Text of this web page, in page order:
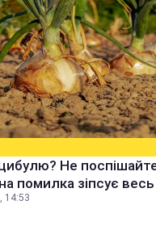
Не поспішайте
помилка зіпсує
14:53